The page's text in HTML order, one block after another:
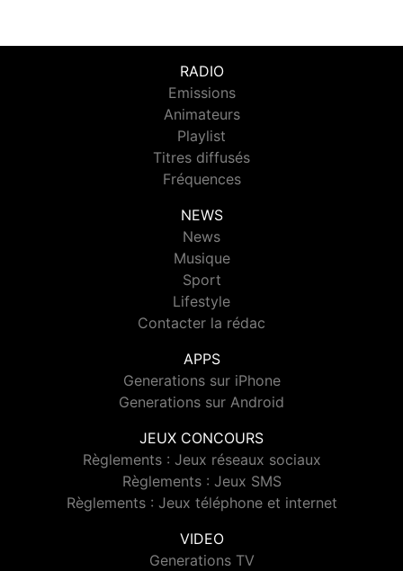
RADIO
Emissions
Animateurs
Playlist
Titres diffusés
Fréquences
NEWS
News
Musique
Sport
Lifestyle
Contacter la rédac
APPS
Generations sur iPhone
Generations sur Android
JEUX CONCOURS
Règlements : Jeux réseaux sociaux
Règlements : Jeux SMS
Règlements : Jeux téléphone et internet
VIDEO
Generations TV